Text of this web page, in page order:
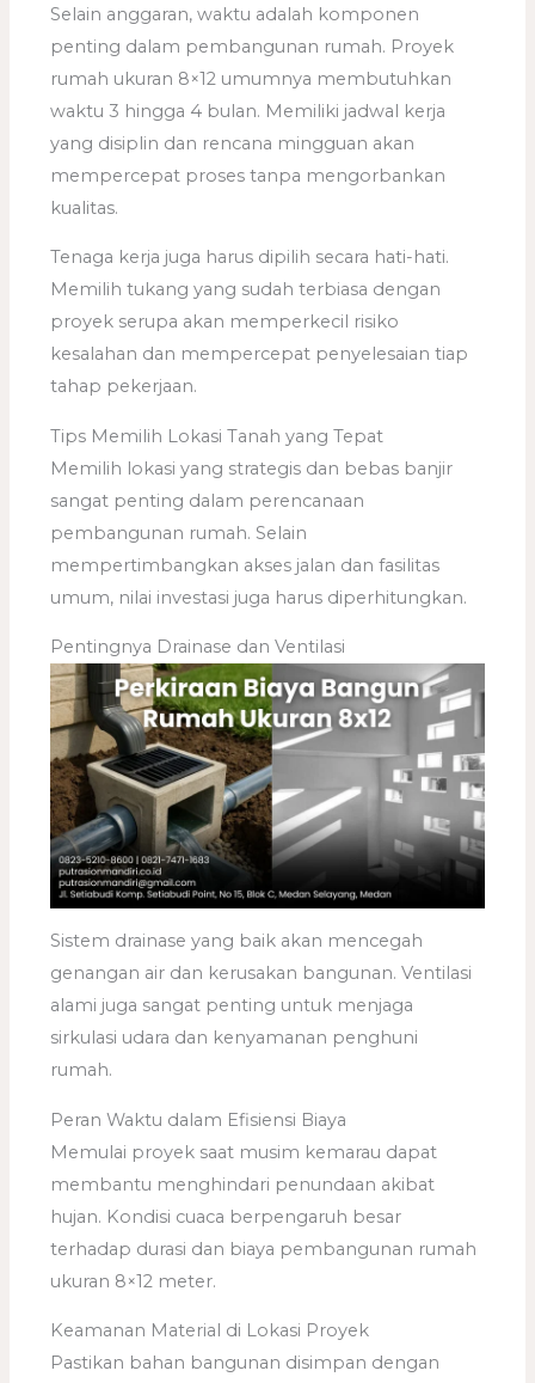
Selain anggaran, waktu adalah komponen
penting dalam pembangunan rumah. Proyek
rumah ukuran 8×12 umumnya membutuhkan
waktu 3 hingga 4 bulan. Memiliki jadwal kerja
yang disiplin dan rencana mingguan akan
mempercepat proses tanpa mengorbankan
kualitas.
Tenaga kerja juga harus dipilih secara hati-hati.
Memilih tukang yang sudah terbiasa dengan
proyek serupa akan memperkecil risiko
kesalahan dan mempercepat penyelesaian tiap
tahap pekerjaan.
Tips Memilih Lokasi Tanah yang Tepat
Memilih lokasi yang strategis dan bebas banjir
sangat penting dalam perencanaan
pembangunan rumah. Selain
mempertimbangkan akses jalan dan fasilitas
umum, nilai investasi juga harus diperhitungkan.
Pentingnya Drainase dan Ventilasi
Sistem drainase yang baik akan mencegah
genangan air dan kerusakan bangunan. Ventilasi
alami juga sangat penting untuk menjaga
sirkulasi udara dan kenyamanan penghuni
rumah.
Peran Waktu dalam Efisiensi Biaya
Memulai proyek saat musim kemarau dapat
membantu menghindari penundaan akibat
hujan. Kondisi cuaca berpengaruh besar
terhadap durasi dan biaya pembangunan rumah
ukuran 8×12 meter.
Keamanan Material di Lokasi Proyek
Pastikan bahan bangunan disimpan dengan